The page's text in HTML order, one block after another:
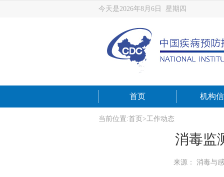
今天是2026年8月6日 星期四
首页 机构
当前位置:首页 >工作动态
消毒监
来源： 消毒与